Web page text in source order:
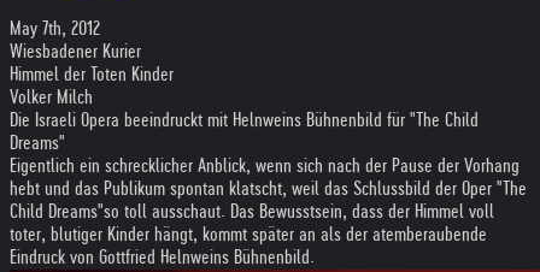
May 7th, 2012
Wiesbadener Kurier
Himmel der Toten Kinder
Volker Milch
Die Israeli Opera beeindruckt mit Helnweins Bühnenbild für "The Child
Dreams"
Eigentlich ein schrecklicher Anblick, wenn sich nach der Pause der Vorhang
hebt und das Publikum spontan klatscht, weil das Schlussbild der Oper "The
Child Dreams"so toll ausschaut. Das Bewusstsein, dass der Himmel voll
toter, blutiger Kinder hängt, kommt später an als der atemberaubende
Eindruck von Gottfried Helnweins Bühnenbild.